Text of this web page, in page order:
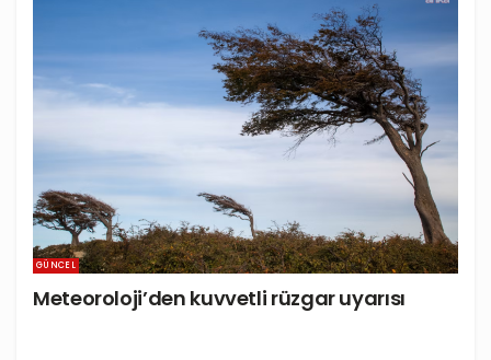
GÜNCEL
Meteoroloji’den kuvvetli rüzgar uyarısı